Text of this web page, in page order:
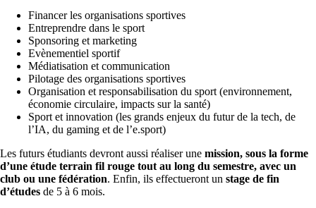
Financer les organisations sportives
Entreprendre dans le sport
Sponsoring et marketing
Evènementiel sportif
Médiatisation et communication
Pilotage des organisations sportives
Organisation et responsabilisation du sport (environnement,
économie circulaire, impacts sur la santé)
Sport et innovation (les grands enjeux du futur de la tech, de
l’IA, du gaming et de l’e.sport)
Les futurs étudiants devront aussi réaliser une mission, sous la forme
d’une étude terrain fil rouge tout au long du semestre, avec un
club ou une fédération. Enfin, ils effectueront un stage de fin
d’études de 5 à 6 mois.